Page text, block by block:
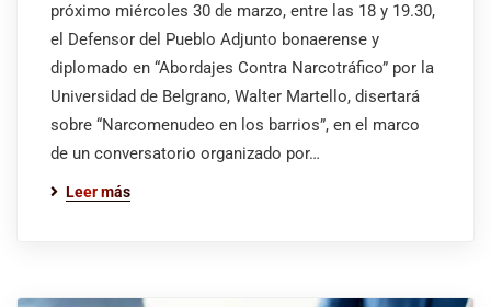
próximo miércoles 30 de marzo, entre las 18 y 19.30,
el Defensor del Pueblo Adjunto bonaerense y
diplomado en “Abordajes Contra Narcotráfico” por la
Universidad de Belgrano, Walter Martello, disertará
sobre “Narcomenudeo en los barrios”, en el marco
de un conversatorio organizado por…
Leer más